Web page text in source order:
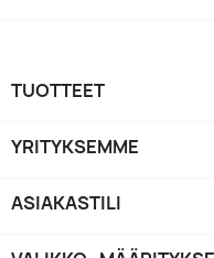
TUOTTEET
YRITYKSEMME
ASIAKASTILI